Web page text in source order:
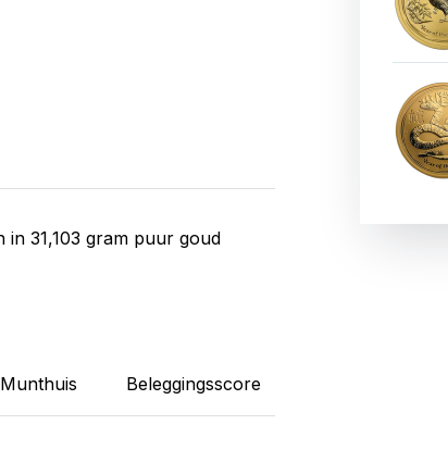
in 31,103 gram puur goud
Munthuis Beleggingsscore